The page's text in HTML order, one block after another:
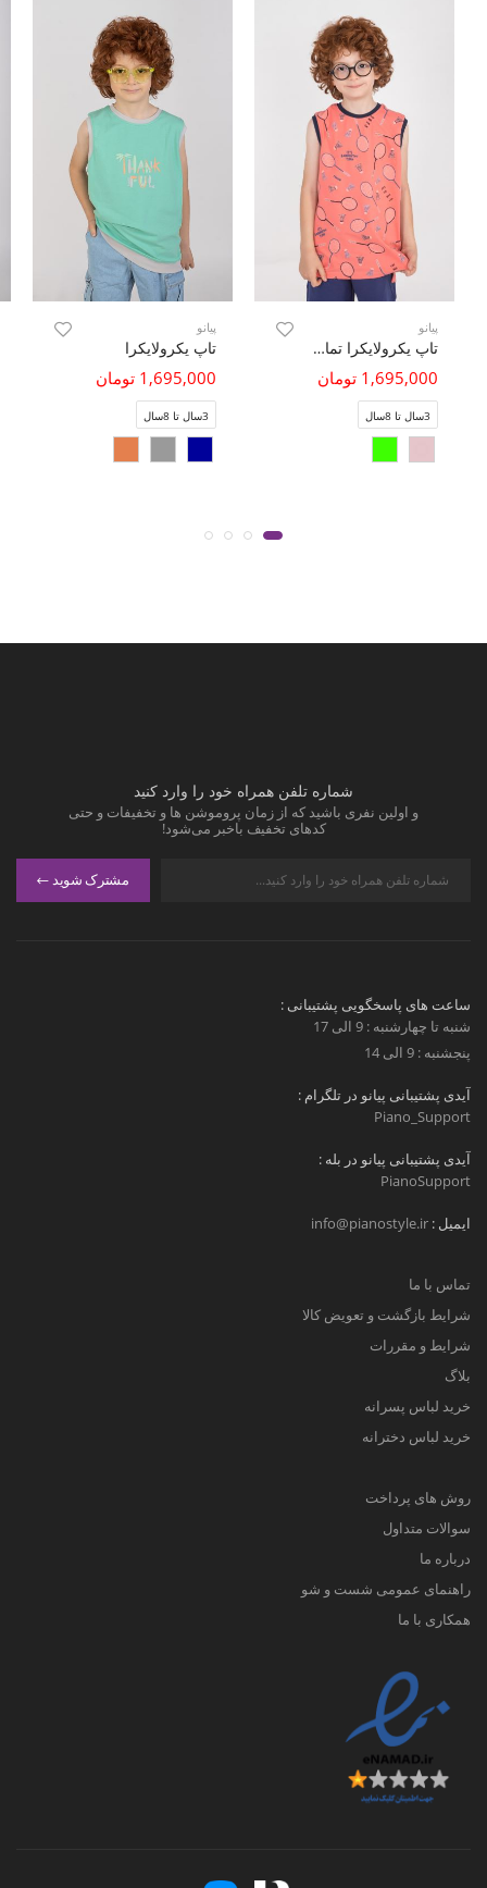
پیانو
تاپ یکرولایکرا تمام چاپ
1,695,000 تومان
3سال تا 8سال
پیانو
تاپ یکرولایکرا
1,695,000 تومان
3سال تا 8سال
شماره تلفن همراه خود را وارد کنید
و اولین نفری باشید که از زمان پروموشن ها و تخفیفات و حتی
کدهای تخفیف باخبر می‌شود!
مشترک شوید
ساعت های پاسخگویی پشتیبانی :
شنبه تا چهارشنبه : 9 الی 17
پنجشنبه : 9 الی 14
آیدی پشتیبانی پیانو در تلگرام :
Piano_Support
آیدی پشتیبانی پیانو در بله :
PianoSupport
ایمیل : info@pianostyle.ir
تماس با ما
شرایط بازگشت و تعویض کالا
شرایط و مقررات
بلاگ
خرید لباس پسرانه
خرید لباس دخترانه
روش های پرداخت
سوالات متداول
درباره ما
راهنمای عمومی شست و شو
همکاری با ما